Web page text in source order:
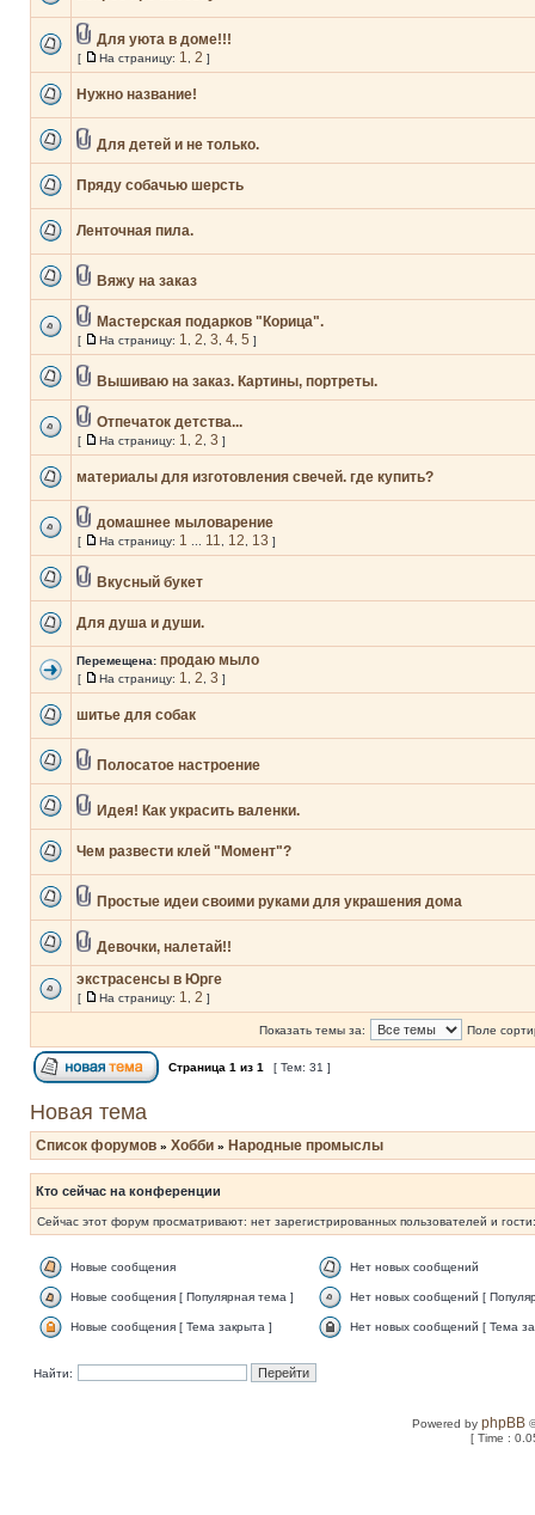
Для уюта в доме!!!
[ На страницу: 1 2 ]
Нужно название!
Для детей и не только.
Пряду собачью шерсть
Ленточная пила.
Вяжу на заказ
Мастерская подарков "Корица".
[ На страницу: 1 2 3 4 5 ]
Вышиваю на заказ. Картины, портреты.
Отпечаток детства...
[ На страницу: 1 2 3 ]
материалы для изготовления свечей. где купить?
домашнее мыловарение
[ На страницу: 1 11 12 13 ]
Вкусный букет
Для душа и души.
Перемещена: продаю мыло
[ На страницу: 1 2 3 ]
шитье для собак
Полосатое настроение
Идея! Как украсить валенки.
Чем развести клей "Момент"?
Простые идеи своими руками для украшения дома
Девочки, налетай!!
экстрасенсы в Юрге
[ На страницу: 1 2 ]
Показать темы за: Поле
Страница 1 из 1 [ Тем: 31 ]
Новая тема
Список форумов » Хобби » Народные промыслы
Кто сейчас на конференции
Сейчас этот форум просматривают: нет зарегистрированных пользователей и
Новые сообщения Нет новых сообщений
Новые сообщения [ Популярная тема ] Нет новых сообщений [
Новые сообщения [ Тема закрыта ] Нет новых сообщений [ Тема
Найти:
Powered byphpBB
[ Time :